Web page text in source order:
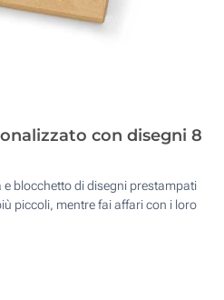
con disegni 8
e blocchetto di disegni prestampati
piccoli, mentre fai affari con i loro